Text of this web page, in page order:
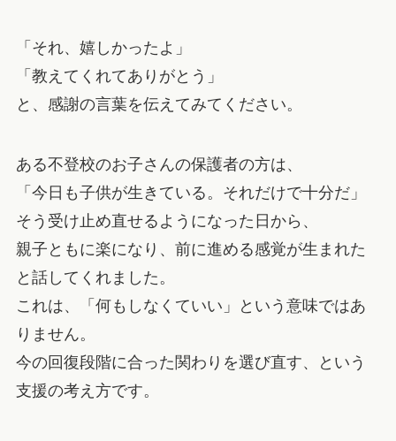
「それ、嬉しかったよ」
「教えてくれてありがとう」
と、感謝の言葉を伝えてみてください。
ある不登校のお子さんの保護者の方は、
「今日も子供が生きている。それだけで十分だ」
そう受け止め直せるようになった日から、
親子ともに楽になり、前に進める感覚が生まれた
と話してくれました。
これは、「何もしなくていい」という意味ではあ
りません。
今の回復段階に合った関わりを選び直す、という
支援の考え方です。